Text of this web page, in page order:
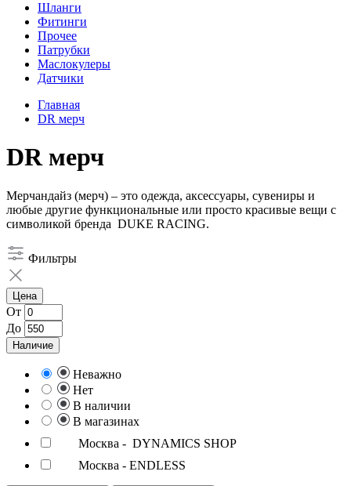
Шланги
Фитинги
Прочее
Патрубки
Маслокулеры
Датчики
Главная
DR мерч
DR мерч
Мерчандайз (мерч) – это одежда, аксессуары, сувениры и
любые другие функциональные или просто красивые вещи с
символикой бренда DUKE RACING.
Фильтры
Цена
От
До
Наличие
Неважно
Нет
В наличии
В магазинах
Москва - DYNAMICS SHOP
Москва - ENDLESS